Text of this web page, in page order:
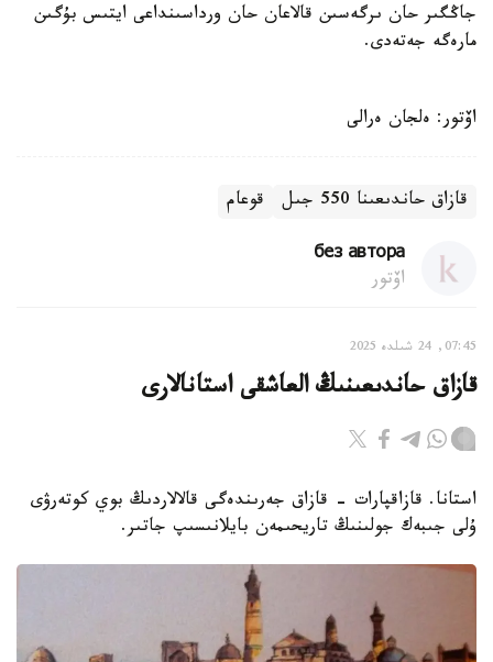
جاڭگىر حان ىرگەسىن قالاعان حان ورداسىنداعى ايتىس بۇگىن
مارەگە جەتەدى.
اۆتور: ەلجان ەرالى
قازاق حاندىعىنا 550 جىل قوعام
без автора
اۆتور
07:45, 24 شىلدە 2025
قازاق حاندىعىنىڭ العاشقى استانالارى
استانا. قازاقپارات - قازاق جەرىندەگى قالالاردىڭ بوي كوتەرۋى
ۇلى جىبەك جولىنىڭ تاريحىمەن بايلانىسىپ جاتىر.